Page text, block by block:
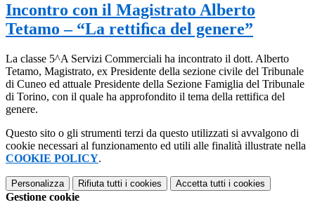
Incontro con il Magistrato Alberto
Tetamo – “La rettiﬁca del genere”
La classe 5^A Servizi Commerciali ha incontrato il dott. Alberto
Tetamo, Magistrato, ex Presidente della sezione civile del Tribunale
di Cuneo ed attuale Presidente della Sezione Famiglia del Tribunale
di Torino, con il quale ha approfondito il tema della rettifica del
genere.
Questo sito o gli strumenti terzi da questo utilizzati si avvalgono di
cookie necessari al funzionamento ed utili alle finalità illustrate nella
COOKIE POLICY.
Personalizza Rifiuta tutti i cookies Accetta tutti i cookies
Gestione cookie